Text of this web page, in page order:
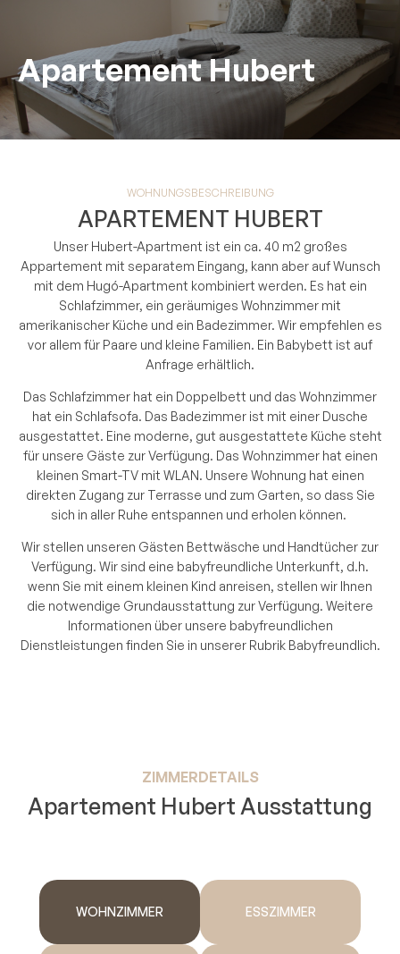
Apartement Hubert
WOHNUNGSBESCHREIBUNG
APARTEMENT HUBERT
Unser Hubert-Apartment ist ein ca. 40 m2 großes
Appartement mit separatem Eingang, kann aber auf Wunsch
mit dem Hugó-Apartment kombiniert werden. Es hat ein
Schlafzimmer, ein geräumiges Wohnzimmer mit
amerikanischer Küche und ein Badezimmer. Wir empfehlen es
vor allem für Paare und kleine Familien. Ein Babybett ist auf
Anfrage erhältlich.
Das Schlafzimmer hat ein Doppelbett und das Wohnzimmer
hat ein Schlafsofa. Das Badezimmer ist mit einer Dusche
ausgestattet. Eine moderne, gut ausgestattete Küche steht
für unsere Gäste zur Verfügung. Das Wohnzimmer hat einen
kleinen Smart-TV mit WLAN. Unsere Wohnung hat einen
direkten Zugang zur Terrasse und zum Garten, so dass Sie
sich in aller Ruhe entspannen und erholen können.
Wir stellen unseren Gästen Bettwäsche und Handtücher zur
Verfügung. Wir sind eine babyfreundliche Unterkunft, d.h.
wenn Sie mit einem kleinen Kind anreisen, stellen wir Ihnen
die notwendige Grundausstattung zur Verfügung. Weitere
Informationen über unsere babyfreundlichen
Dienstleistungen finden Sie in unserer Rubrik Babyfreundlich.
ZIMMERDETAILS
Apartement Hubert Ausstattung
WOHNZIMMER ESSZIMMER